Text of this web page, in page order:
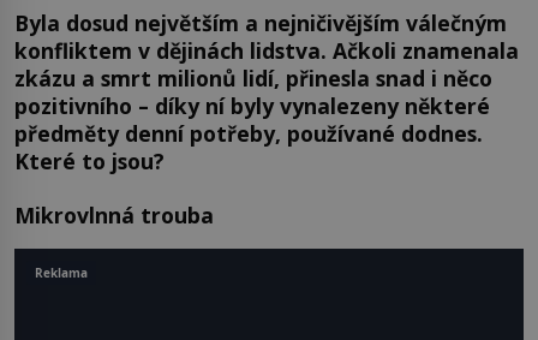
Byla dosud největším a nejničivějším válečným
konfliktem v dějinách lidstva. Ačkoli znamenala
zkázu a smrt milionů lidí, přinesla snad i něco
pozitivního – díky ní byly vynalezeny některé
předměty denní potřeby, používané dodnes.
Které to jsou?
Mikrovlnná trouba
Reklama